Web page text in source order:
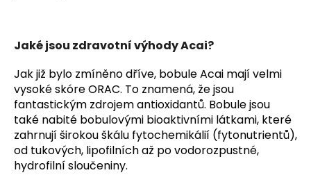
Jaké jsou zdravotní výhody Acai?
Jak již bylo zmíněno dříve, bobule Acai mají velmi
vysoké skóre ORAC. To znamená, že jsou
fantastickým zdrojem antioxidantů. Bobule jsou
také nabité bobulovými bioaktivními látkami, které
zahrnují širokou škálu fytochemikálií (fytonutrientů),
od tukových, lipofilních až po vodorozpustné,
hydrofilní sloučeniny.